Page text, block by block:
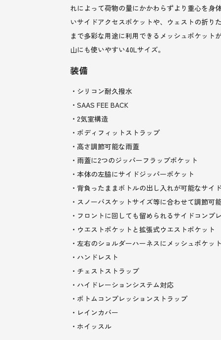
れによって荷物の量にかかわらずより重心を身
いサイドアクセスポケットや、ウェストの折り
まで多彩な用途に利用できるメッシュポケット
山にも使いやすい40Lサイズ。
装備
・シリコン耐久撥水
・SAAS FEE BACK
・2気室構造
・ボディフィットストラップ
・高さ調節可能な雨蓋
・雨蓋に2つのジッパーフラップポケット
・本体の左脇にサイドジッパーポケット
・背負ったままボトルの出し入れが可能なサイ
・スノーバスケットサイズ等に合わせて調節
・フロントに回しても留められるサイドコンプ
・ウエストポケットと拡張式ウエストポケット
・左右のショルダーハーネスにメッシュポケッ
・ハンドレスト
・チェストストラップ
・ハイドレーションシステム対応
・ボトムコンプレッションストラップ
・レインカバー
・ホイッスル